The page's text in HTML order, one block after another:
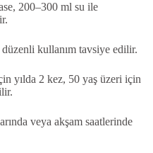
200–300 ml su ile
kullanım tavsiye edilir.
yılda 2 kez, 50 yaş üzeri için
veya akşam saatlerinde